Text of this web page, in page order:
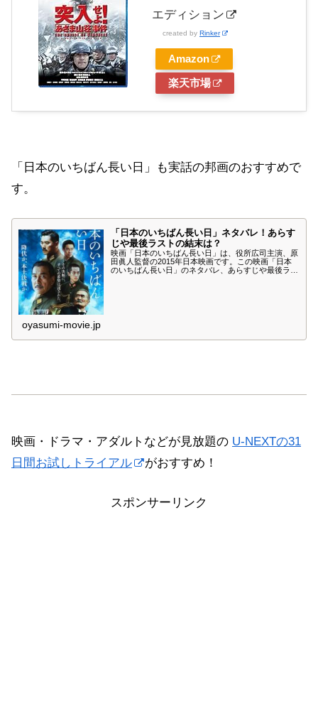
エディション
created by Rinker
Amazon
楽天市場
「日本のいちばん長い日」も実話の邦画のおすすめで
す。
「日本のいちばん長い日」ネタバレ！あらす
じや最後ラストの結末は？
映画「日本のいちばん長い日」は、役所広司主演、原
田眞人監督の2015年日本映画です。この映画「日本
のいちばん長い日」のネタバレ、あらすじや最後ラス
oyasumi-movie.jp
映画・ドラマ・アダルトなどが見放題の U-NEXTの31
日間お試しトライアル
がおすすめ！
スポンサーリンク